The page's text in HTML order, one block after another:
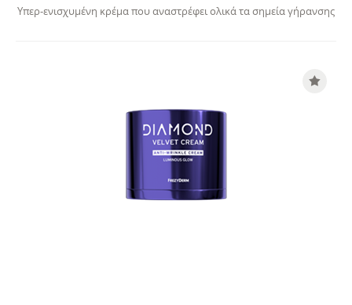
Υπερ-ενισχυμένη κρέμα που αναστρέφει ολικά τα σημεία γήρανσης